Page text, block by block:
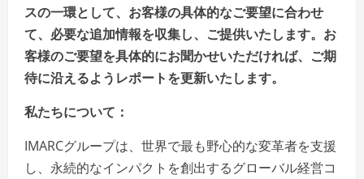
スの一環として、お客様の具体的なご要望に合わせ
て、必要な追加情報を収集し、ご提供いたします。お
客様のご要望を具体的にお聞かせいただければ、ご期
待に沿えるようレポートを更新いたします。
私たちについて：
IMARCグループは、世界で最も野心的な変革者を支援
し、永続的なインパクトを創出するグローバル経営コ